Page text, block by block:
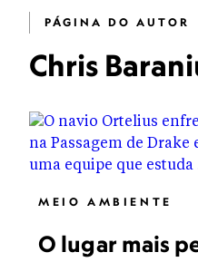
PÁGINA DO AUTOR
Chris
MEIO AMBIENTE
O lugar mais